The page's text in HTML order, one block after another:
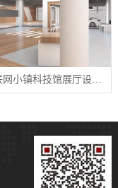
无锡车联网小镇科技馆展厅设计案例